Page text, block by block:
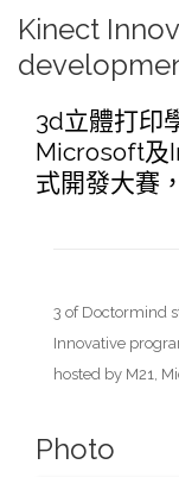
Kinect
3d立體打印
Microsoft及
式開發大賽
3 of Doctormind
Innovative
hosted by M21,
Photo